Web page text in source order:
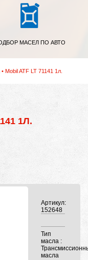
МАСЕЛ ПО АВТО
Mobil ATF LT 71141 1л.
1Л.
Артикул:
152648
Тип
масла :
масла